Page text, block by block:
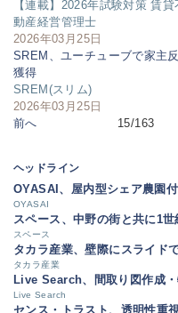
【連載】2026年試験対策 賃貸
動産経営管理士
2026年03月25日
SREM、ユーチューブで家主
獲得
SREM(スリム)
2026年03月25日
前へ
15/163
ヘッドライン
OYASAI、屋内型シェア農園
OYASAI
スペース、中野の街と共に1世
スペース
タカラ産業、壁際にスライド
タカラ産業
Live Search、間取り図作成
Live Search
センス・トラスト、透明性重